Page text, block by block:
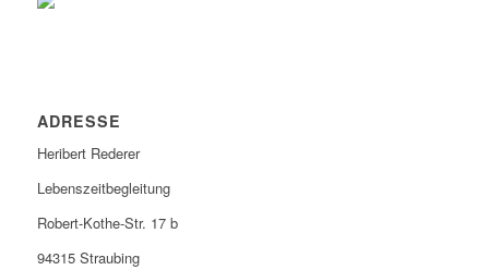
ADRESSE
Heribert Rederer
Lebenszeitbegleitung
Robert-Kothe-Str. 17 b
94315 Straubing